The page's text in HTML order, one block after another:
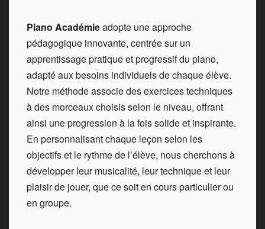
Piano Académieadopte une approche
pédagogique innovante, centrée sur un
apprentissage pratique et progressif du piano,
adapté aux besoins individuels de chaque élève.
Notre méthode associe des exercices techniques
à des morceaux choisis selon le niveau, offrant
ainsi une progression à la fois solide et inspirante.
En personnalisant chaque leçon selon les
objectifs et le rythme de l’élève, nous cherchons à
développer leur musicalité, leur technique et leur
plaisir de jouer, que ce soit en cours particulier ou
en groupe.